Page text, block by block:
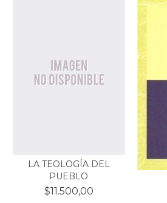
LA TEOLOGÍA DEL
PUEBLO
$11.500,00